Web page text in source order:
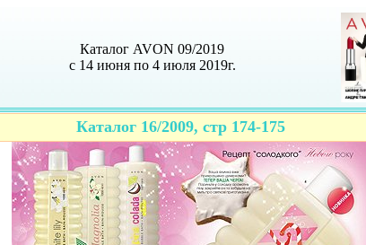
Каталог AVON 09/2019
с 14 июня по 4 июля 2019г.
Каталог 16/2009, стр 174-175